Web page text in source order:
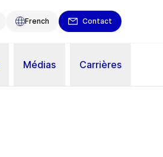
French Contact
Médias Carrières